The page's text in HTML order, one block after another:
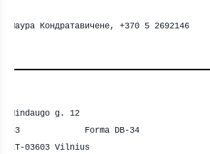
Лаура Кондратавичене, +370 5 2692146
Mindaugo g . 12 Тел.:
83 Forma DB-34
LT-03603Vilnius